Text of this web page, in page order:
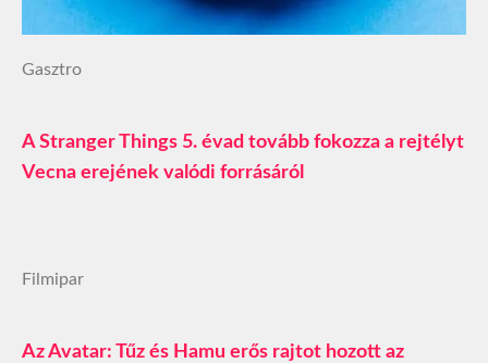
Gasztro
A Stranger Things 5. évad tovább fokozza a rejtélyt
Vecna erejének valódi forrásáról
Filmipar
Az Avatar: Tűz és Hamu erős rajtot hozott az